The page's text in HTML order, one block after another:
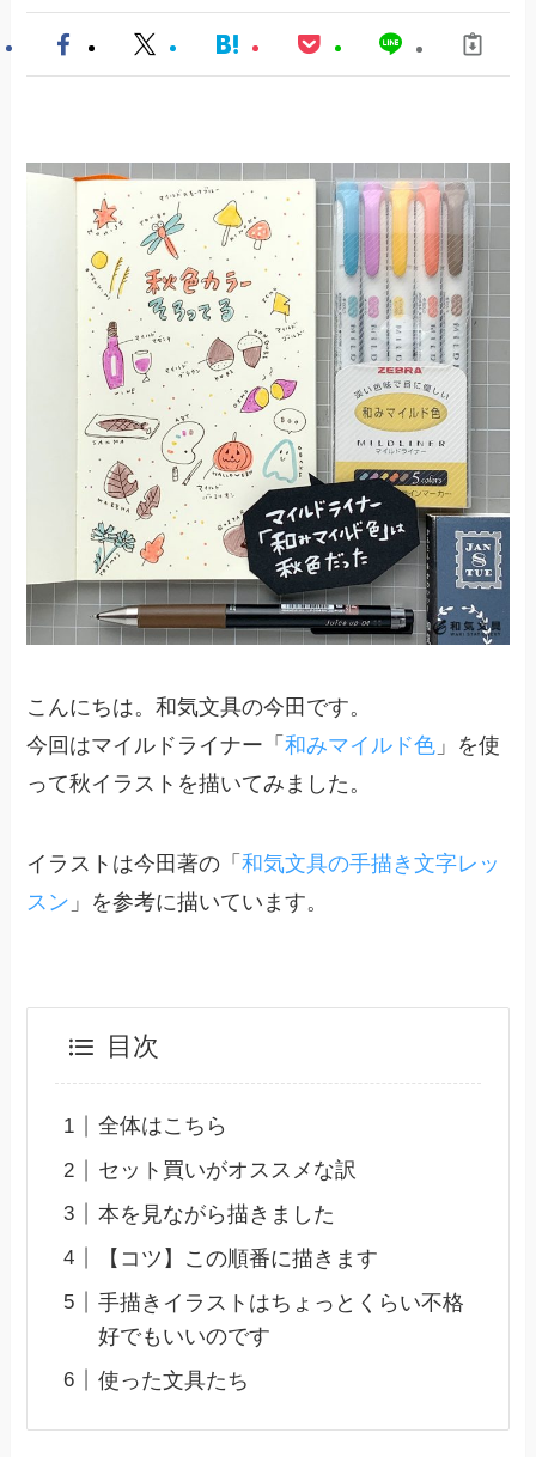
こんにちは。和気文具の今田です。
今回はマイルドライナー「和みマイルド色 」を使
って秋イラストを描いてみました。
イラストは今田著の「和気文具の手描き文字レッ
スン 」を参考に描いています。
目次
全体はこちら
セット買いがオススメな訳
本を見ながら描きました
【コツ】この順番に描きます
手描きイラストはちょっとくらい不格
好でもいいのです
使った文具たち